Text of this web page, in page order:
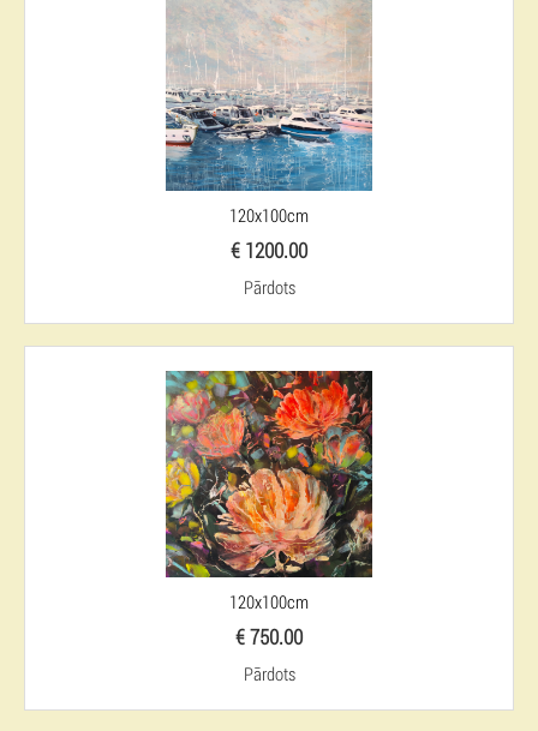
120x100cm
€ 1200.00
Pārdots
120x100cm
€ 750.00
Pārdots